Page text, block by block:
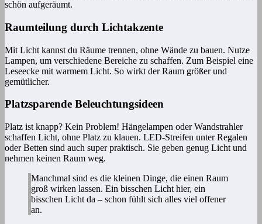
schön aufgeräumt.
Raumteilung durch Lichtakzente
Mit Licht kannst du Räume trennen, ohne Wände zu bauen. Nutze
Lampen, um verschiedene Bereiche zu schaffen. Zum Beispiel eine
Leseecke mit warmem Licht. So wirkt der Raum größer und
gemütlicher.
Platzsparende Beleuchtungsideen
Platz ist knapp? Kein Problem! Hängelampen oder Wandstrahler
schaffen Licht, ohne Platz zu klauen. LED-Streifen unter Regalen
oder Betten sind auch super praktisch. Sie geben genug Licht und
nehmen keinen Raum weg.
Manchmal sind es die kleinen Dinge, die einen Raum
groß wirken lassen. Ein bisschen Licht hier, ein
bisschen Licht da – schon fühlt sich alles viel offener
an.